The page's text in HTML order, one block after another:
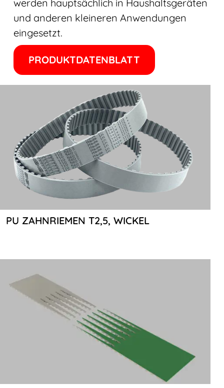
werden hauptsächlich in Haushaltsgeräten
und anderen kleineren Anwendungen
eingesetzt.
PRODUKTDATENBLATT
PU ZAHNRIEMEN T2,5, WICKEL